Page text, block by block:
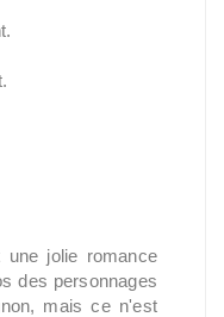
jolie romance
des personnages
mais ce n'est